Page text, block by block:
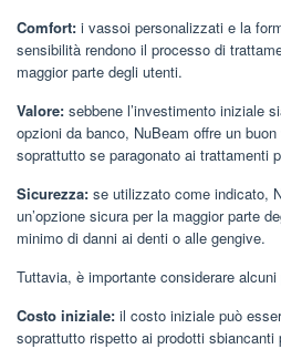
Comfort: i vassoi personalizzati e la
sensibilità rendono il processo di
maggior parte degli utenti.
Valore: sebbene l’investimento iniziale
opzioni da banco, NuBeam offre un
soprattutto se paragonato ai trattamenti
Sicurezza: se utilizzato come indicato,
un’opzione sicura per la maggior parte
minimo di danni ai denti o alle gengive.
Tuttavia, è importante considerare
Costo iniziale: il costo iniziale può
soprattutto rispetto ai prodotti sbiancanti